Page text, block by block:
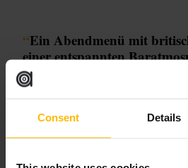
Consent Details
“Ein Abendmenü mit
einer entspannten
Geeignet für